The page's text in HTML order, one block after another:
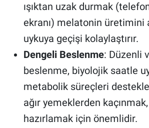
ışıktan uzak durmak
ekranı) melatonin üretimini
uykuya geçişi kolaylaştırır.
Dengeli Beslenme: Düzenli
beslenme, biyolojik saatle
metabolik süreçleri
ağır yemeklerden
hazırlamak için önemlidir.